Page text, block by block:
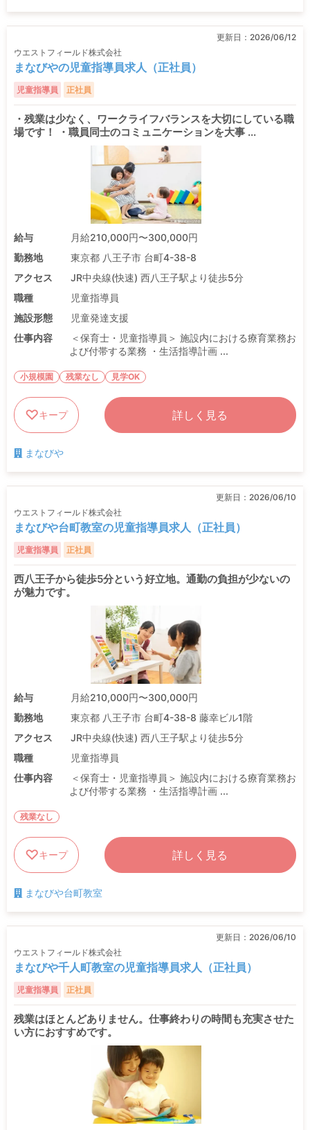
更新日： 2026/06/12
ウエストフィールド株式会社
まなびやの児童指導員求人（正社員）
児童指導員 正社員
・残業は少なく、ワークライフバランスを大切にしている職
場です！ ・職員同士のコミュニケーションを大事 ...
給与
月給210,000円〜300,000円
勤務地
東京都 八王子市 台町4-38-8
アクセス
JR中央線(快速) 西八王子駅より徒歩5分
職種
児童指導員
施設形態
児童発達支援
仕事内容
＜保育士・児童指導員＞ 施設内における療育業務お
よび付帯する業務 ・生活指導計画 ...
小規模園 残業なし 見学OK
キープ 詳しく見る
まなびや
更新日： 2026/06/10
ウエストフィールド株式会社
まなびや台町教室の児童指導員求人（正社員）
児童指導員 正社員
西八王子から徒歩5分という好立地。通勤の負担が少ないの
が魅力です。
給与
月給210,000円〜300,000円
勤務地
東京都 八王子市 台町4-38-8 藤幸ビル1階
アクセス
JR中央線(快速) 西八王子駅より徒歩5分
職種
児童指導員
仕事内容
＜保育士・児童指導員＞ 施設内における療育業務お
よび付帯する業務 ・生活指導計画 ...
残業なし
キープ 詳しく見る
まなびや台町教室
更新日： 2026/06/10
ウエストフィールド株式会社
まなびや千人町教室の児童指導員求人（正社員）
児童指導員 正社員
残業はほとんどありません。仕事終わりの時間も充実させた
い方におすすめです。